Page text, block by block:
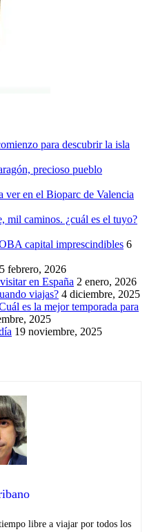
para descubrir la isla
precioso pueblo
ver en el Bioparc de Valencia
mil caminos. ¿cuál es el tuyo?
capital imprescindibles 6
5 febrero, 2026
en España 2 enero, 2026
viajas? 4 diciembre, 2025
es la mejor temporada para
2025
19 noviembre, 2025
libre a viajar por todos los